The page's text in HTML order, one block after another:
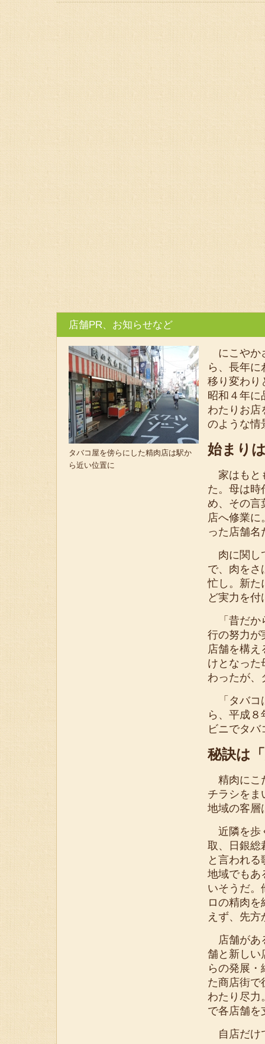
店舗PR、お知らせなど
タバコ屋を傍らにした精肉店は駅か
ら近い位置に
にこやか
ら、長年
移り変わり
昭和４年に
わたりお店
のような情
始まり
家はもと
た。母は時
め、その言
店へ修業に
った店舗名
肉に関し
で、肉をさ
忙し。新た
ど実力を付
「昔だか
行の努力が
店舗を構え
けとなった
わったが、
「タバコ
ら、平成
ビニでタ
秘訣は
精肉にこ
チラシをま
地域の客層
近隣を歩
取、日銀総
と言われ
地域でもあ
いそうだ。
ロの精肉
えず、先
店舗があ
舗と新しい
らの発展
た商店街で
わたり尽力
で各店舗を
自店だけ